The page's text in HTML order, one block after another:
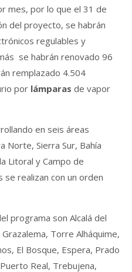
mes, por lo que el 31 de
del proyecto, se habrán
regulables y
se habrán renovado 96
remplazado 4.504
por lámparas de vapor
en seis áreas
Norte, Sierra Sur, Bahía
Litoral y Campo de
realizan con un orden
programa son Alcalá del
Torre Alháquime,
El Bosque, Espera, Prado
Real, Trebujena,